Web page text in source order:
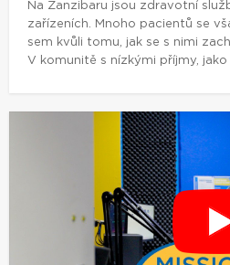
Na Zanzibaru jsou zdravotní
zařízeních. Mnoho pacientů se
sem kvůli tomu, jak se s nimi
V komunitě s nízkými příjmy, jako